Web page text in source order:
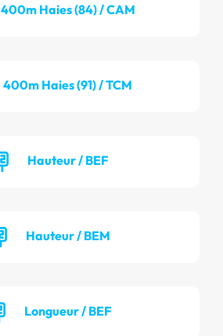
400m Haies (84) / CAM
400m Haies (91) / TCM
Hauteur / BEF
Hauteur / BEM
Longueur / BEF